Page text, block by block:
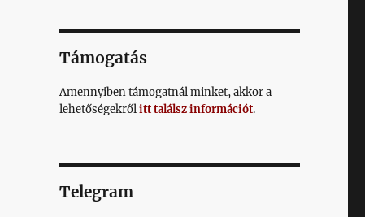
Támogatás
Amennyiben támogatnál minket, akkor a
lehetőségekrőlitt találsz információt.
Telegram